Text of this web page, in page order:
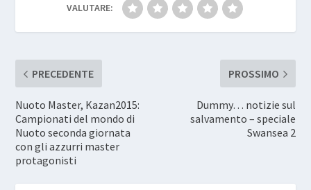
VALUTARE:
PRECEDENTE
Nuoto Master, Kazan2015:
Campionati del mondo di
Nuoto seconda giornata
con gli azzurri master
protagonisti
PROSSIMO
Dummy… notizie sul
salvamento – speciale
Swansea 2